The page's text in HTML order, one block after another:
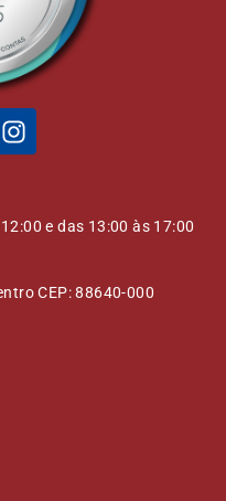
e das 13:00 às 17:00
CEP: 88640-000